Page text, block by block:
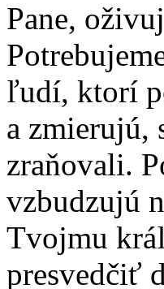
Pane,
ľudí, ktorí
a zmierujú,
zraňovali.
vzbudzujú
Tvojmu
presvedčiť